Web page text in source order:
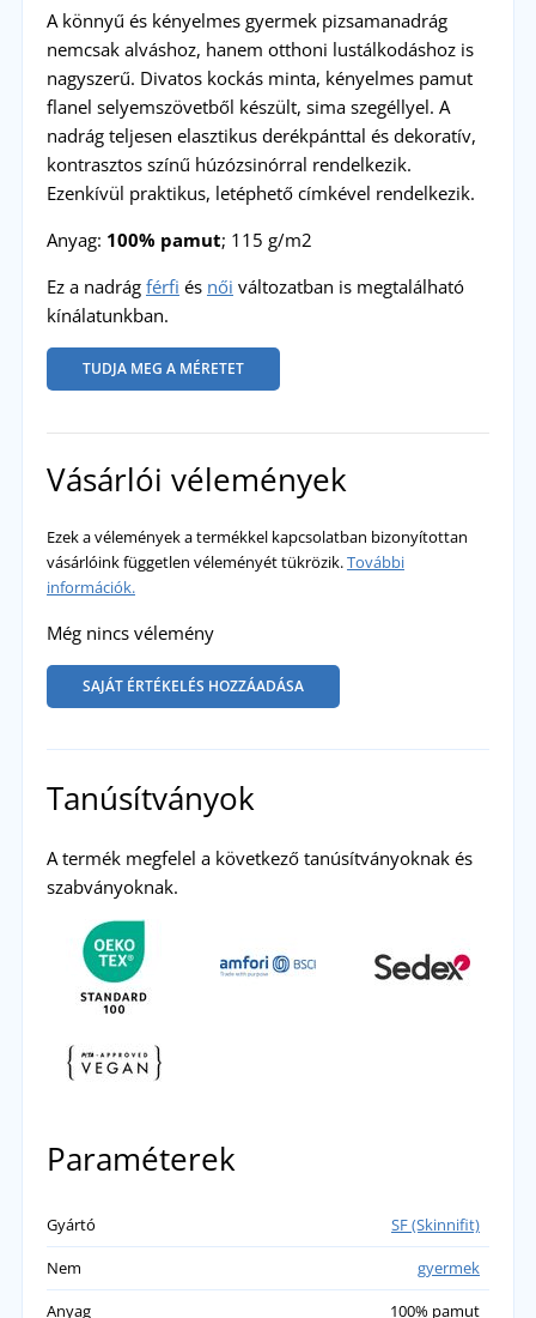
A könnyű és kényelmes gyermek pizsamanadrág
nemcsak alváshoz, hanem otthoni lustálkodáshoz is
nagyszerű. Divatos kockás minta, kényelmes pamut
flanel selyemszövetből készült, sima szegéllyel. A
nadrág teljesen elasztikus derékpánttal és dekoratív,
kontrasztos színű húzózsinórral rendelkezik.
Ezenkívül praktikus, letéphető címkével rendelkezik.
Anyag: 100% pamut; 115 g/m2
Ez a nadrág férfi és női változatban is megtalálható
kínálatunkban.
TUDJA MEG A MÉRETET
Vásárlói vélemények
Ezek a vélemények a termékkel kapcsolatban bizonyítottan
vásárlóink független véleményét tükrözik.További
információk.
Még nincs vélemény
SAJÁT ÉRTÉKELÉS HOZZÁADÁSA
Tanúsítványok
A termék megfelel a következő tanúsítványoknak és
szabványoknak.
Paraméterek
Gyártó
SF (Skinnifit)
Nem
gyermek
Anyag
100% pamut